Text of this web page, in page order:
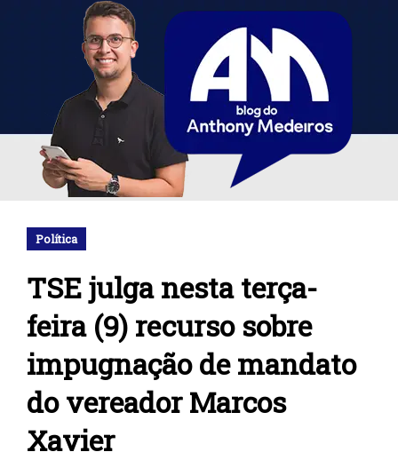
Política
TSE julga nesta terça-
feira (9) recurso sobre
impugnação de mandato
do vereador Marcos
Xavier